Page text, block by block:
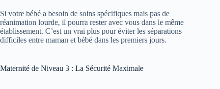
Si votre bébé a besoin de soins spécifiques mais pas de
réanimation lourde, il pourra rester avec vous dans le même
établissement. C’est un vrai plus pour éviter les séparations
difficiles entre maman et bébé dans les premiers jours.
Maternité de Niveau 3 : La Sécurité Maximale